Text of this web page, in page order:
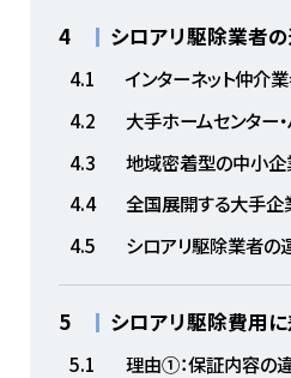
4 シロアリ駆除業者の
4.1
インターネット仲介
4.2
大手ホームセンター
4.3
地域密着型の中小企
4.4
全国展開する大手企
4.5
シロアリ駆除業者の
5 シロアリ駆除費用
5.1
理由①：保証内容の